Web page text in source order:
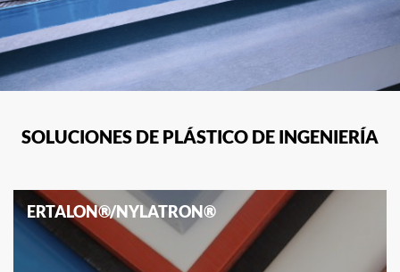
SOLUCIONES DE PLÁSTICO DE INGENIERÍA
ERTALON®/NYLATRON®